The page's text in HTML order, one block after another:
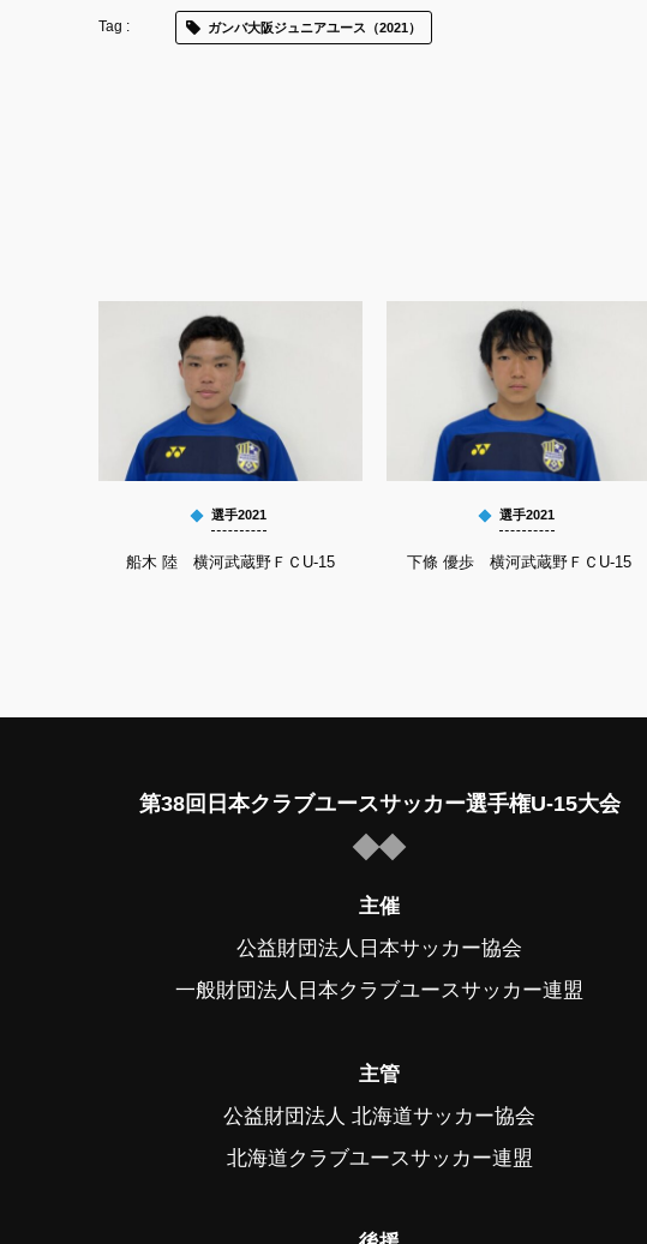
ガンバ大阪ジュニアユース（2021）
選手2021
船木 陸 横河武蔵野ＦＣU-15
選手2021
下條 優歩 横河武蔵野ＦＣU-15
第38回日本クラブユースサッカー選手権U-15大会
主催
公益財団法人日本サッカー協会
一般財団法人日本クラブユースサッカー連盟
主管
公益財団法人 北海道サッカー協会
北海道クラブユースサッカー連盟